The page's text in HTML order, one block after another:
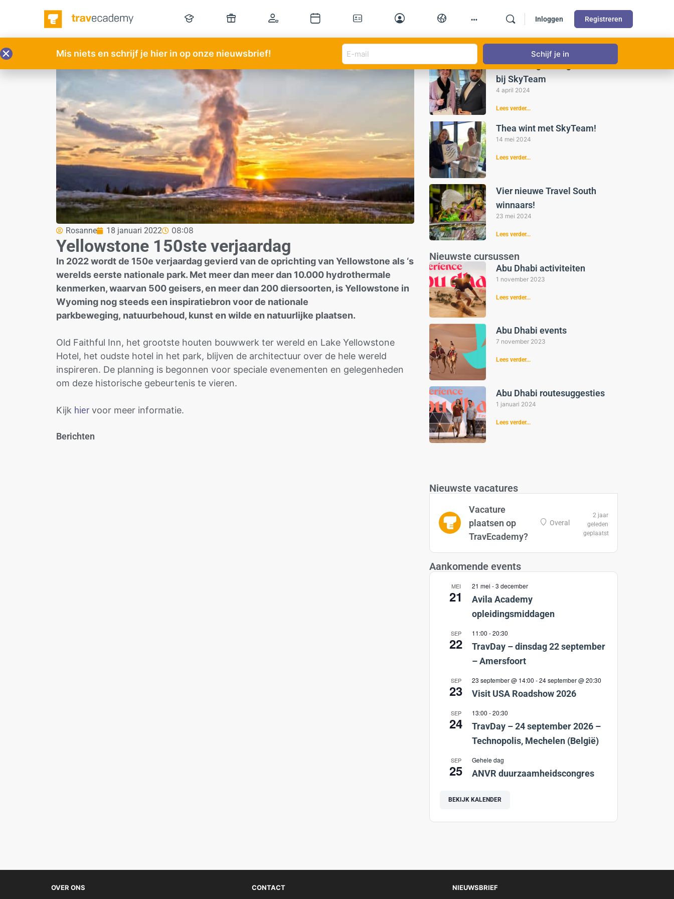
Inloggen Registreren
Rosanne 18 januari 2022 08:08
Yellowstone 150ste verjaardag
In 2022 wordt de 150e verjaardag gevierd van de oprichting van Yellowstone als ‘s
werelds eerste nationale park. Met meer dan meer dan 10.000 hydrothermale
kenmerken, waarvan 500 geisers, en meer dan 200 diersoorten, is Yellowstone in
Wyoming nog steeds een inspiratiebron voor de nationale
parkbeweging, natuurbehoud, kunst en wilde en natuurlijke plaatsen.
Old Faithful Inn, het grootste houten bouwwerk ter wereld en Lake Yellowstone
Hotel, het oudste hotel in het park, blijven de architectuur over de hele wereld
inspireren. De planning is begonnen voor speciale evenementen en gelegenheden
om deze historische gebeurtenis te vieren.
Kijk hier voor meer informatie.
Berichten
Weer een gelukkige winnaar
bij SkyTeam
4 april 2024
Lees verder...
Thea wint met SkyTeam!
14 mei 2024
Lees verder...
Vier nieuwe Travel South
winnaars!
23 mei 2024
Lees verder...
Nieuwste cursussen
Abu Dhabi activiteiten
1 november 2023
Lees verder...
Abu Dhabi events
7 november 2023
Lees verder...
Abu Dhabi routesuggesties
1 januari 2024
Lees verder...
Nieuwste vacatures
Vacature
plaatsen op
TravEcademy?
Overal
2 jaar
geleden
geplaatst
Aankomende events
MEI
21
21 mei -3 december
Avila Academy
opleidingsmiddagen
SEP
22
11:00 -20:30
TravDay – dinsdag 22 september
– Amersfoort
SEP
23
23 september @ 14:00 -24 september @ 20:30
Visit USA Roadshow 2026
SEP
24
13:00 -20:30
TravDay – 24 september 2026 –
Technopolis, Mechelen (België)
SEP
25
Gehele dag
ANVR duurzaamheidscongres
BEKIJK KALENDER
OVER ONS CONTACT NIEUWSBRIEF
Mis niets en schrijf je hier in op onze nieuwsbrief!
E-
mail
adres